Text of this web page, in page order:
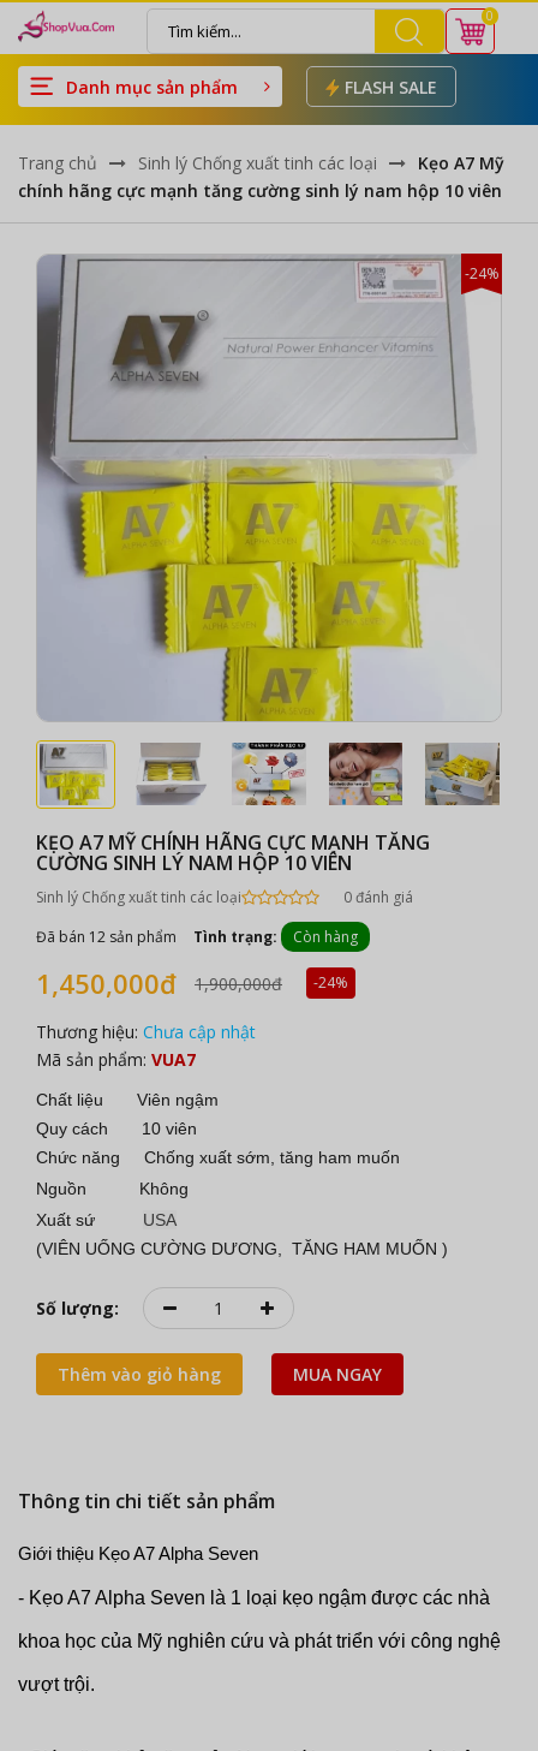
0
Danh mục sản phẩm FLASH SALE
Trang chủ Sinh lý Chống xuất tinh các loại
Kẹo A7 Mỹ
chính hãng cực mạnh tăng cường sinh lý nam hộp 10 viên
-24%
KẸO A7 MỸ CHÍNH HÃNG CỰC MẠNH TĂNG
CƯỜNG SINH LÝ NAM HỘP 10 VIÊN
Sinh lý Chống xuất tinh các loại
0 đánh giá
Đã bán 12 sản phẩm
Tình trạng: Còn hàng
1,450,000đ 1,900,000đ -24%
Thương hiệu: Chưa cập nhật
Mã sản phẩm: VUA7
Chất liệu Viên ngậm
Quy cách 10 viên
Chức năng Chống xuất sớm, tăng ham muốn
Nguồn Không
Xuất sứ USA
(VIÊN UỐNG CƯỜNG DƯƠNG, TĂNG HAM MUỐN )
Số lượng:
Thêm vào giỏ hàng MUA NGAY
Thông tin chi tiết sản phẩm
Giới thiệu Kẹo A7 Alpha Seven
- Kẹo A7 Alpha Seven là 1 loại kẹo ngậm được các nhà
khoa học của Mỹ nghiên cứu và phát triển với công nghệ
vượt trội.